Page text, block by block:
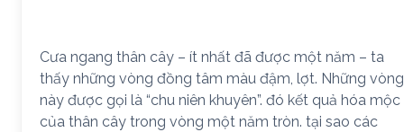
Cưa ngang thân cây – ít nhất đã được một năm – ta
thấy những vòng đồng tâm màu đậm, lợt. Những vòng
này được gọi là “chu niên khuyên”. đó kết quả hóa mộc
của thân cây trong vòng một năm tròn. tại sao các